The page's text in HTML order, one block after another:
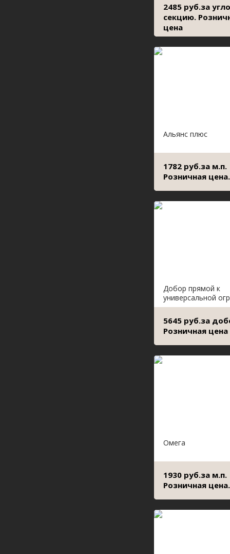
2485 руб.за
секцию.
цена
Альянс плюс
1782 руб.за м.п.
Розничная цена.
Добор прямой к
универсальной
5645 руб.за
Розничная цена
Омега
1930 руб.за м.п.
Розничная цена.